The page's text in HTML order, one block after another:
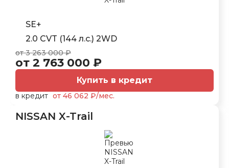
SE+
2.0 CVT (144 л.с.) 2WD
от 3 263 000 ₽
от 2 763 000 ₽
Купить в кредит
в кредит от 46 062 ₽/мес.
NISSAN X-Trail